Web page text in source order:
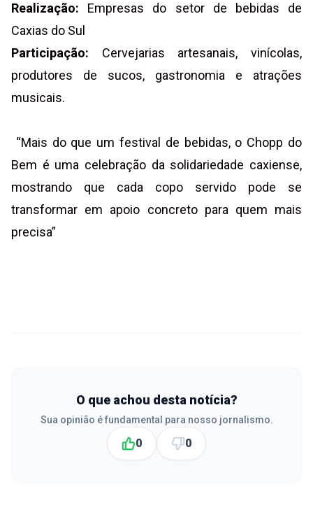
Realização: Empresas do setor de bebidas de
Caxias do Sul
Participação: Cervejarias artesanais, vinícolas,
produtores de sucos, gastronomia e atrações
musicais.
“Mais do que um festival de bebidas, o Chopp do
Bem é uma celebração da solidariedade caxiense,
mostrando que cada copo servido pode se
transformar em apoio concreto para quem mais
precisa”
O que achou desta notícia?
Sua opinião é fundamental para nosso jornalismo.
0 0